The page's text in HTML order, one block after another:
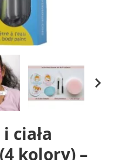

ciała
kolory) –